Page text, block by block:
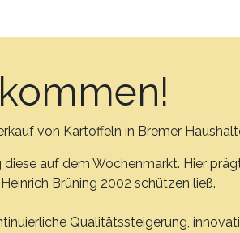
von Kartoffeln in Bremer
auf dem Wochenmarkt. Hier
Brüning 2002 schützen ließ.
Qualitätssteigerung,